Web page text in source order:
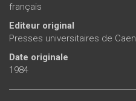
français
Editeur original
Presses universitaires de Caen
Date originale
1984